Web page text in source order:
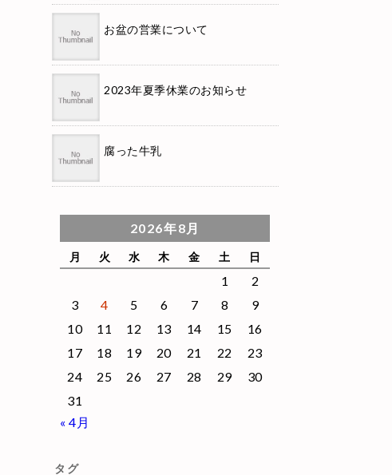
お盆の営業について
2023年夏季休業のお知らせ
腐った牛乳
2026年8月
月 火 水 木 金 土 日
1
2
3
4 5 6 7 8
9
10
11 12 13 14 15
16
17
18 19 20 21 22
23
24
25 26 27 28 29
30
31
« 4月
タグ